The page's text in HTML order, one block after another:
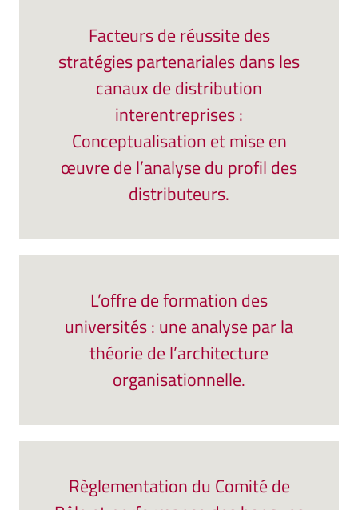
Facteurs de réussite des
stratégies partenariales dans les
canaux de distribution
interentreprises :
Conceptualisation et mise en
œuvre de l’analyse du profil des
distributeurs.
L’offre de formation des
universités : une analyse par la
théorie de l’architecture
organisationnelle.
Règlementation du Comité de